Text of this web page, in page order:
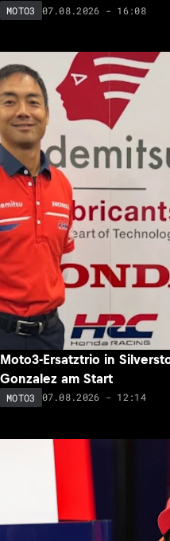
MOTO3 07.08.2026 - 16:08
Moto3-Ersatztrio in
Gonzalez am Start
MOTO3 07.08.2026 - 12:14